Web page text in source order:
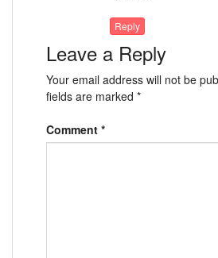
Reply
Leave a Reply
Your email address will not be
fields are marked *
Comment *